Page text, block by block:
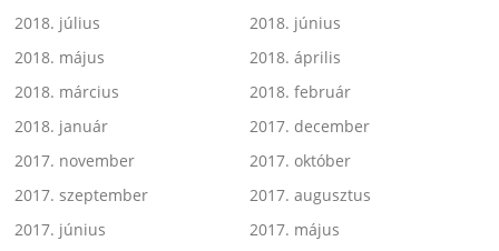
2018. július
2018. június
2018. május
2018. április
2018. március
2018. február
2018. január
2017. december
2017. november
2017. október
2017. szeptember
2017. augusztus
2017. június
2017. május